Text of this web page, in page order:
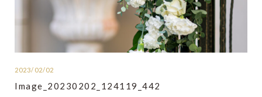
2023/02/02
Image_20230202_124119_442